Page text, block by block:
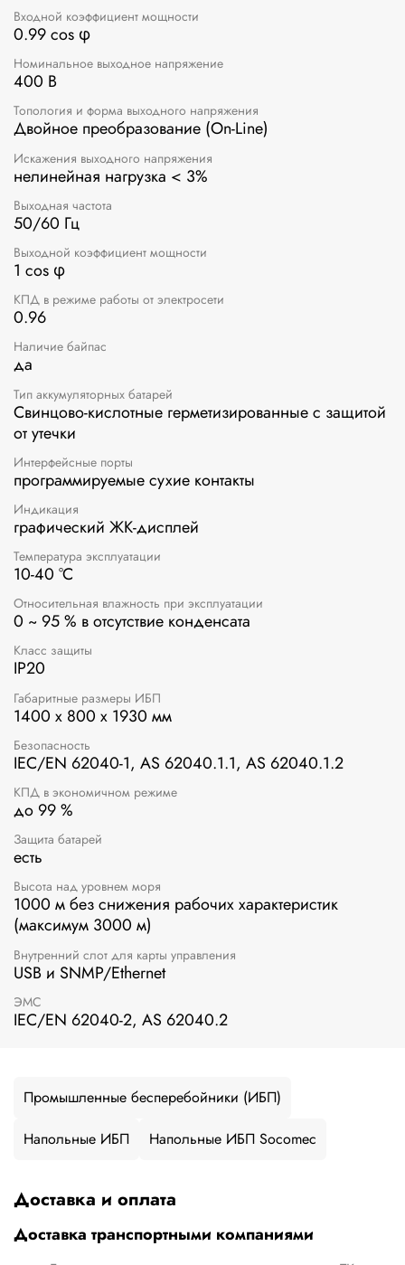
Входной коэффициент мощности
0.99 cos φ
Номинальное выходное напряжение
400 В
Топология и форма выходного напряжения
Двойное преобразование (On-Line)
Искажения выходного напряжения
нелинейная нагрузка < 3%
Выходная частота
50/60 Гц
Выходной коэффициент мощности
1 cos φ
КПД в режиме работы от электросети
0.96
Наличие байпас
да
Тип аккумуляторных батарей
Свинцово-кислотные герметизированные с защитой
от утечки
Интерфейсные порты
программируемые сухие контакты
Индикация
графический ЖК-дисплей
Температура эксплуатации
10-40 °C
Относительная влажность при эксплуатации
0 ~ 95 % в отсутствие конденсата
Класс защиты
IP20
Габаритные размеры ИБП
1400 x 800 x 1930 мм
Безопасность
IEC/EN 62040-1, AS 62040.1.1, AS 62040.1.2
КПД в экономичном режиме
до 99 %
Защита батарей
есть
Высота над уровнем моря
1000 м без снижения рабочих характеристик
(максимум 3000 м)
Внутренний слот для карты управления
USB и SNMP/Ethernet
ЭМС
IEC/EN 62040-2, AS 62040.2
Промышленные бесперебойники (ИБП)
Напольные ИБП
Напольные ИБП Socomec
Доставка и оплата
Доставка транспортными компаниями